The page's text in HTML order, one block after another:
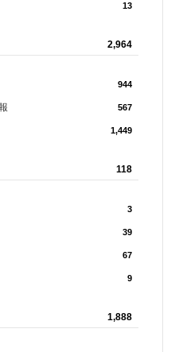
13
2,964
944
567
1,449
118
3
39
67
9
1,888